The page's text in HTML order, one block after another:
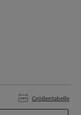
Größentabelle